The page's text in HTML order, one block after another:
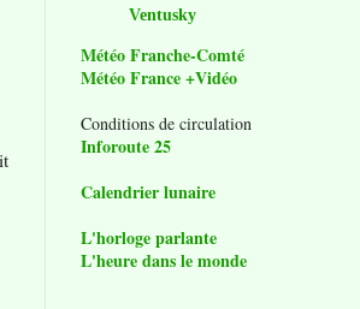
Ventusky
Météo Franche-Comté
Météo France +Vidéo
Conditions de circulation
Inforoute 25
Calendrier lunaire
L'horloge parlante
L'heure dans le monde